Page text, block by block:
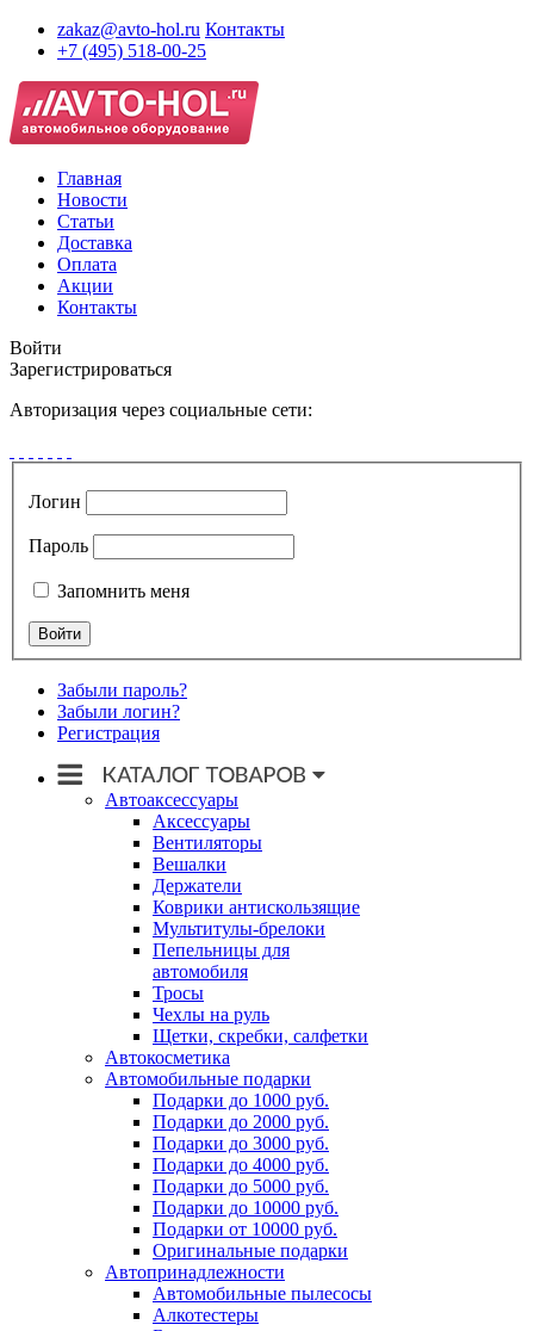
zakaz@avto-hol.ru Контакты
+7 (495) 518-00-25
Главная
Новости
Статьи
Доставка
Оплата
Акции
Контакты
Войти
Зарегистрироваться
Авторизация через социальные сети:
Логин
Пароль
Запомнить меня
Забыли пароль?
Забыли логин?
Регистрация
Автоаксессуары
Аксессуары
Вентиляторы
Вешалки
Держатели
Коврики антискользящие
Мультитулы-брелоки
Пепельницы для
автомобиля
Тросы
Чехлы на руль
Щетки, скребки, салфетки
Автокосметика
Автомобильные подарки
Подарки до 1000 руб.
Подарки до 2000 руб.
Подарки до 3000 руб.
Подарки до 4000 руб.
Подарки до 5000 руб.
Подарки до 10000 руб.
Подарки от 10000 руб.
Оригинальные подарки
Автопринадлежности
Автомобильные пылесосы
Алкотестеры